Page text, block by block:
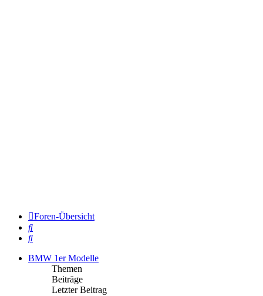
Foren-Übersicht
Suche
Suche
BMW 1er Modelle
Themen
Beiträge
Letzter Beitrag